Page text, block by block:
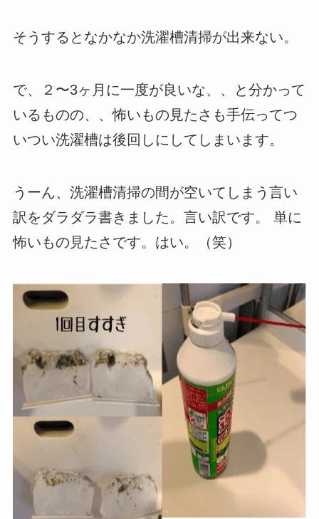
そうするとなかなか洗濯槽清掃が出来ない。
で、２〜3ヶ月に一度が良いな、、と分かって
いるものの、、怖いもの見たさも手伝ってつ
いつい洗濯槽は後回しにしてしまいます。
うーん、洗濯槽清掃の間が空いてしまう言い
訳をダラダラ書きました。言い訳です。 単に
怖いもの見たさです。はい。（笑）